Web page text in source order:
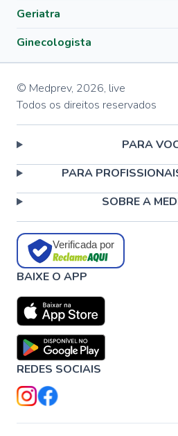
Geriatra
Ginecologista
© Medprev, 2026, live
Todos os direitos reservados
PARA
PARA
SOBRE A
Verificada por
BAIXE O APP
REDES SOCIAIS